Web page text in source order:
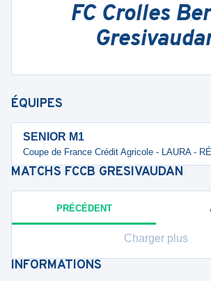
FC Crolles
ÉQUIPES
SENIOR M1
Coupe de France Crédit Agricole - LAURA -
MATCHS FCCB GRESIVAUDAN
PRÉCÉDENT
Charger plus
INFORMATIONS